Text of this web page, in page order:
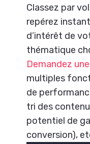
Classez par
repérez
d’intérêt de
thématique
Demandez
multiples
de
tri des
potentiel de
conversion),